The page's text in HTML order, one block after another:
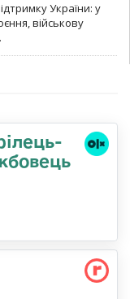
України: у
військову